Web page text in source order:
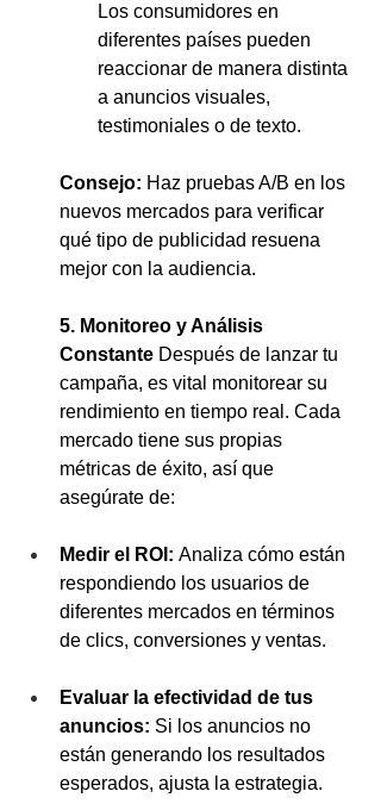
Los consumidores en
diferentes países pueden
reaccionar de manera distinta
a anuncios visuales,
testimoniales o de texto.
Consejo: Haz pruebas A/B en los
nuevos mercados para verificar
qué tipo de publicidad resuena
mejor con la audiencia.
5. Monitoreo y Análisis
Constante Después de lanzar tu
campaña, es vital monitorear su
rendimiento en tiempo real. Cada
mercado tiene sus propias
métricas de éxito, así que
asegúrate de:
Medir el ROI: Analiza cómo están
respondiendo los usuarios de
diferentes mercados en términos
de clics, conversiones y ventas.
Evaluar la efectividad de tus
anuncios: Si los anuncios no
están generando los resultados
esperados, ajusta la estrategia.